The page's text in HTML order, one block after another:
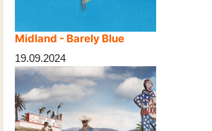
Midland - Barely Blue
19.09.2024